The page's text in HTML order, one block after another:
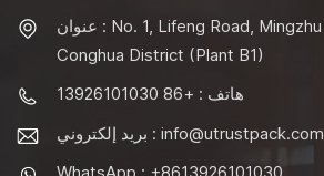
عنوان : No. 1, Lifeng Road, Mingzhu Industrial Park,
Conghua District (Plant B1)
هاتف : +86 13926101030
بريد إلكتروني : info@utrustpack.com